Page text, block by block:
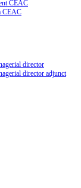
CEAC
CEAC
director
director adjunct